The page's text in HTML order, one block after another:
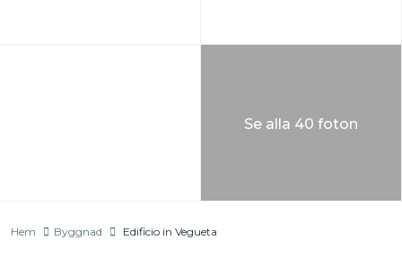
Se alla 40 foton
Hem Byggnad Edificio in Vegueta